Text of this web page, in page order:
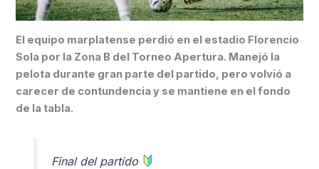
El equipo marplatense perdió en el estadio Florencio
Sola por la Zona B del Torneo Apertura. Manejó la
pelota durante gran parte del partido, pero volvió a
carecer de contundencia y se mantiene en el fondo
de la tabla.
Final del partido